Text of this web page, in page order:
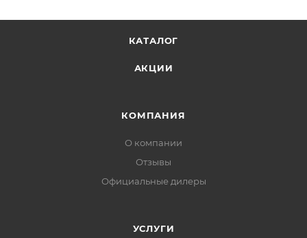
КАТАЛОГ
АКЦИИ
КОМПАНИЯ
О компании
Отзывы
Официальные дилеры
УСЛУГИ